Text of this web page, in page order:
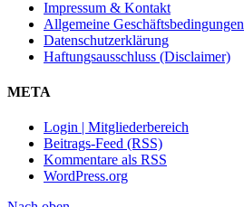
Impressum & Kontakt
Allgemeine Geschäftsbedingungen
Datenschutzerklärung
Haftungsausschluss (Disclaimer)
META
Login | Mitgliederbereich
Beitrags-Feed (RSS)
Kommentare als RSS
WordPress.org